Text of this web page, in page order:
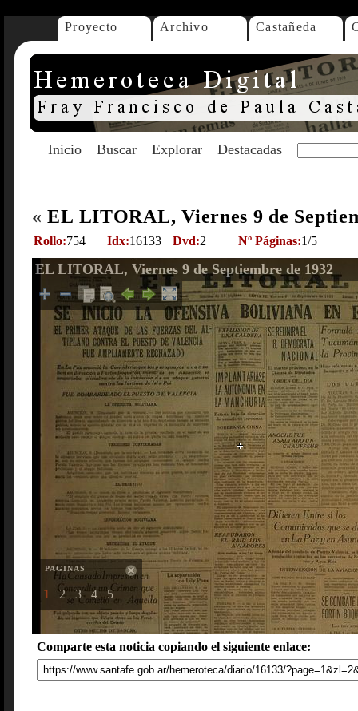
Proyecto Archivo Castañeda
Inicio Buscar Explorar Destacadas
« EL LITORAL, Viernes 9 de
Rollo:754 Idx:16133 Dvd:2 Nº Páginas:1/5
EL LITORAL, Viernes 9 de Septiembre de 1932
PAGINAS
1 2 3 4 5
Comparte esta noticia copiando el siguiente enlace: